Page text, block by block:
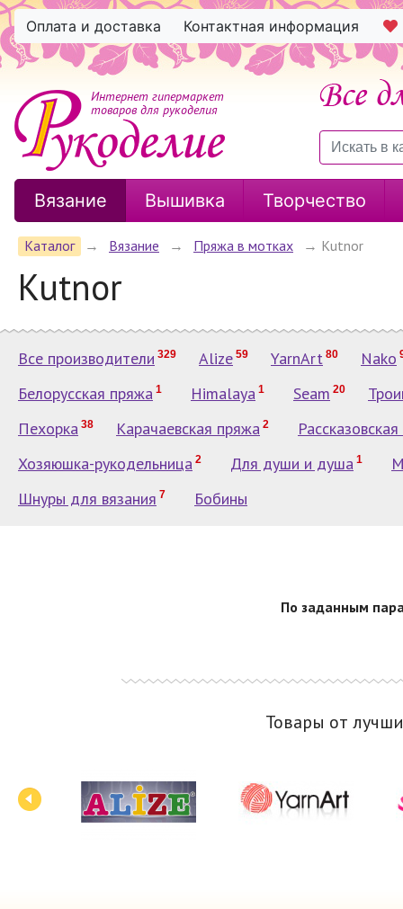
Оплата и доставка Контактная информация
Интернет гипермаркет
товаров для рукоделия
Вязание Вышивка Творчество
Каталог → Вязание → Пряжа в мотках → Kutnor
Kutnor
Все производители 329 Alize 59 YarnArt 80 Nako
Белорусская пряжа 1 Himalaya 1 Seam 20
Пехорка 38 Карачаевская пряжа 2
Хозяюшка-рукодельница 2 Для души и душа 1
Шнуры для вязания 7 Бобины
По заданным
Товары от